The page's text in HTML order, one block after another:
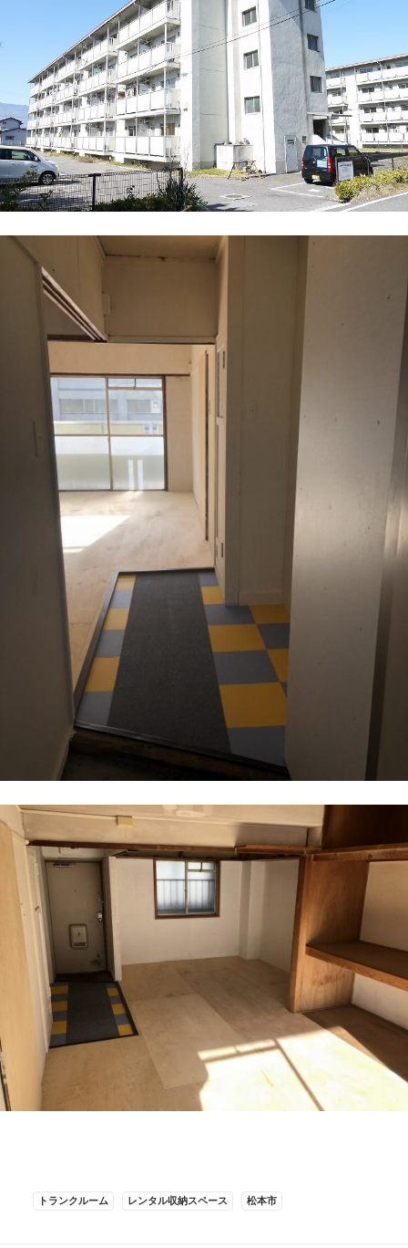
トランクルーム レンタル収納スペース 松本市